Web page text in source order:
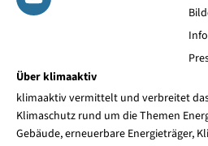
Über klimaaktiv
klimaaktiv vermittelt und verbreitet das
Klimaschutz rund um die Themen
Gebäude, erneuerbare Energieträger,